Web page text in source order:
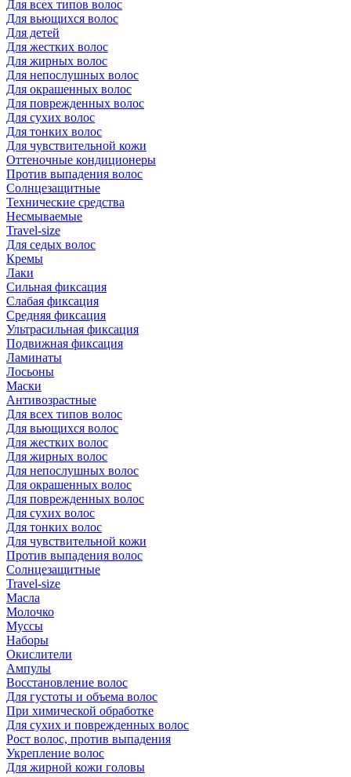
Для всех типов волос
Для вьющихся волос
Для детей
Для жестких волос
Для жирных волос
Для непослушных волос
Для окрашенных волос
Для поврежденных волос
Для сухих волос
Для тонких волос
Для чувствительной кожи
Оттеночные кондиционеры
Против выпадения волос
Солнцезащитные
Технические средства
Несмываемые
Travel-size
Для седых волос
Кремы
Лаки
Сильная фиксация
Слабая фиксация
Средняя фиксация
Ультрасильная фиксация
Подвижная фиксация
Ламинаты
Лосьоны
Маски
Антивозрастные
Для всех типов волос
Для вьющихся волос
Для жестких волос
Для жирных волос
Для непослушных волос
Для окрашенных волос
Для поврежденных волос
Для сухих волос
Для тонких волос
Для чувствительной кожи
Против выпадения волос
Солнцезащитные
Travel-size
Масла
Молочко
Муссы
Наборы
Окислители
Ампулы
Восстановление волос
Для густоты и объема волос
При химической обработке
Для сухих и поврежденных волос
Рост волос, против выпадения
Укрепление волос
Для жирной кожи головы